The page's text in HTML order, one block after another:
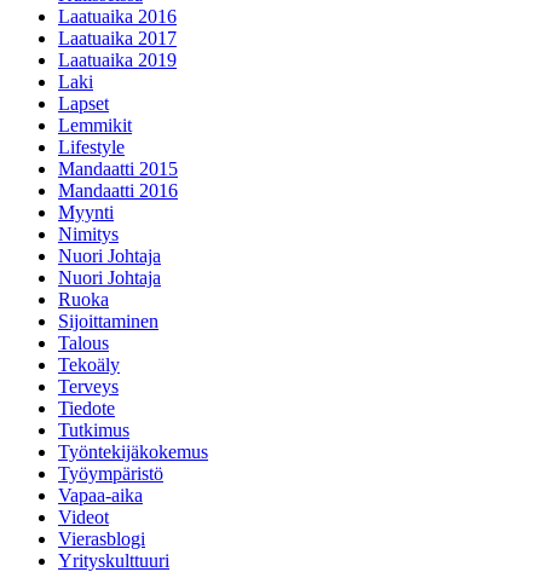
Laatuaika 2016
Laatuaika 2017
Laatuaika 2019
Laki
Lapset
Lemmikit
Lifestyle
Mandaatti 2015
Mandaatti 2016
Myynti
Nimitys
Nuori Johtaja
Nuori Johtaja
Ruoka
Sijoittaminen
Talous
Tekoäly
Terveys
Tiedote
Tutkimus
Työntekijäkokemus
Työympäristö
Vapaa-aika
Videot
Vierasblogi
Yrityskulttuuri